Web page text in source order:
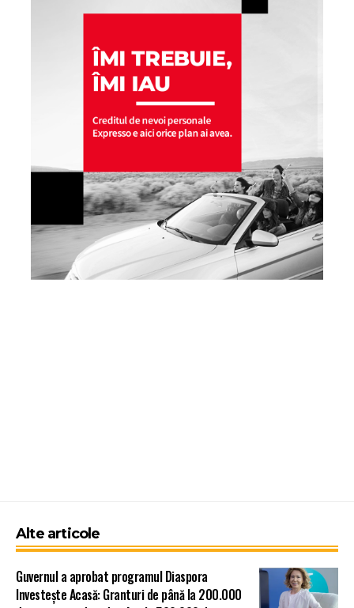
Alte articole
Guvernul a aprobat programul Diaspora
Investește Acasă: Granturi de până la 200.000